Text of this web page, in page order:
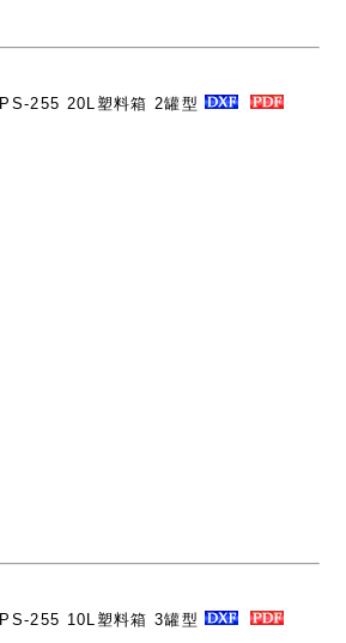
PS-255 20L塑料箱 2罐型
PS-255 10L塑料箱 3罐型